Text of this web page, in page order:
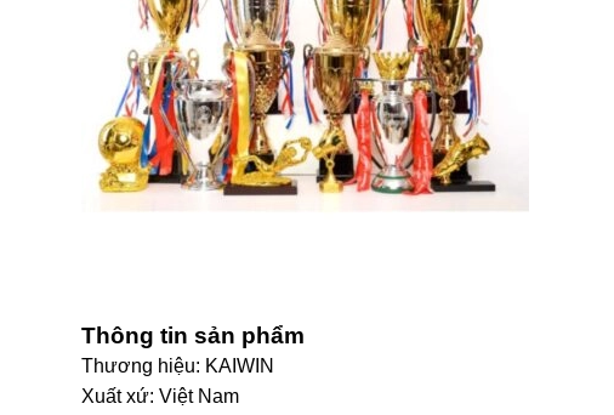
Thông tin sản phẩm
Thương hiệu: KAIWIN
Xuất xứ: Việt Nam